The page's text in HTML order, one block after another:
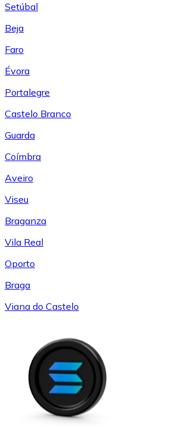
Setúbal
Beja
Faro
Évora
Portalegre
Castelo Branco
Guarda
Coímbra
Aveiro
Viseu
Braganza
Vila Real
Oporto
Braga
Viana do Castelo